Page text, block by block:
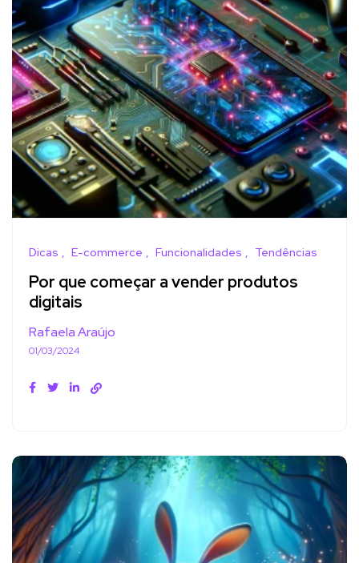
Dicas E-commerce Funcionalidades Tendências
Por que começar a vender produtos
digitais
Rafaela Araújo
01/03/2024